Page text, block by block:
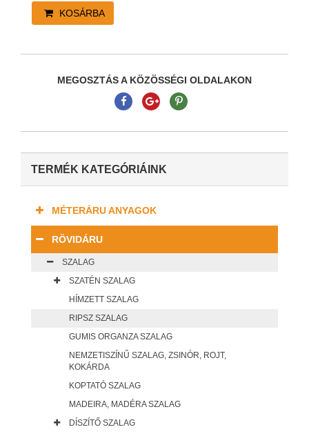
KOSÁRBA
MEGOSZTÁS A KÖZÖSSÉGI OLDALAKON
TERMÉK KATEGÓRIÁINK
MÉTERÁRU ANYAGOK
RÖVIDÁRU
SZALAG
SZATÉN SZALAG
HÍMZETT SZALAG
RIPSZ SZALAG
GUMIS ORGANZA SZALAG
NEMZETISZÍNŰ SZALAG, ZSINÓR, ROJT,
KOKÁRDA
KOPTATÓ SZALAG
MADEIRA, MADÉRA SZALAG
DÍSZÍTŐ SZALAG